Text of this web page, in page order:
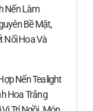
Nến Làm
Bề Mặt,
Nối Hoa Và
Nến Tealight
Hoa Trắng